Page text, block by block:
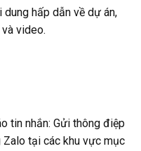
hấp dẫn về dự án,
video.
tin nhắn: Gửi thông điệp
Zalo tại các khu vực mục